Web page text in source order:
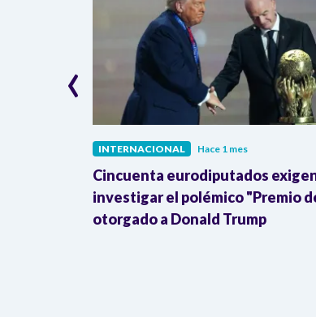
INTERNACIONAL Hace 1 mes
Cincuenta eurodiputados exigen
investigar el polémico "Premio
otorgado a Donald Trump
‹